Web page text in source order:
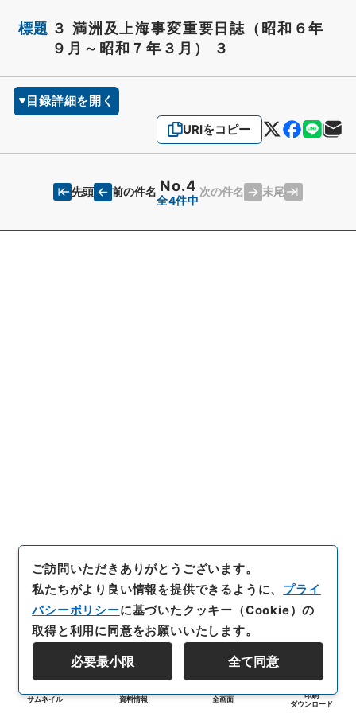
標題 ３ 満洲及上海事変重要日誌（昭和６年
９月～昭和７年３月） ３
目録詳細を開く
URIをコピー
先頭 前の件名 No.4
全4件中
次の件名 末尾
サムネイル 資料情報 全画面
印刷
ダウンロード
ご訪問いただきありがとうございます。
私たちがより良い情報を提供できるように、 プライ
バシーポリシーに基づいたクッキー（Cookie）の
取得と利用に同意をお願いいたします。
必要最小限 全て同意